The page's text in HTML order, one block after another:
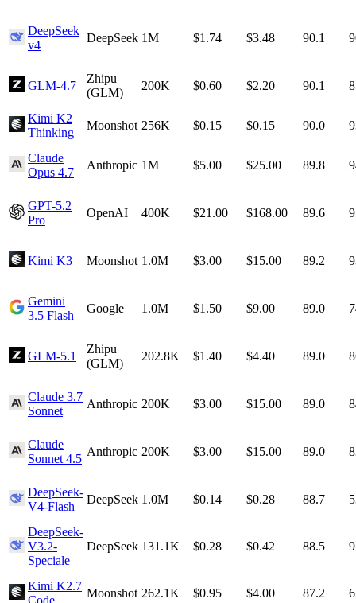
DeepSeek
v4
DeepSeek 1M $1.74 $3.48 90.1
GLM-4.7
Zhipu
(GLM)
200K $0.60 $2.20 90.1
Kimi K2
Thinking
Moonshot 256K $0.15 $0.15 90.0
Claude
Opus 4.7
Anthropic 1M $5.00 $25.00 89.8
GPT-5.2
Pro
OpenAI 400K $21.00 $168.00 89.6
Kimi K3 Moonshot 1.0M $3.00 $15.00 89.2
Gemini
3.5 Flash
Google 1.0M $1.50 $9.00 89.0
GLM-5.1
Zhipu
(GLM)
202.8K $1.40 $4.40 89.0
Claude 3.7
Sonnet
Anthropic 200K $3.00 $15.00 89.0
Claude
Sonnet 4.5
Anthropic 200K $3.00 $15.00 89.0
DeepSeek-
V4-Flash
DeepSeek 1.0M $0.14 $0.28 88.7
DeepSeek-
V3.2-
Speciale
DeepSeek 131.1K $0.28 $0.42 88.5
Kimi K2.7
Code
Moonshot 262.1K $0.95 $4.00 87.2